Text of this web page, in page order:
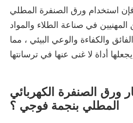
استخدام ورق الصنفرة المطلي
المهنيين في صناعة الطلاء والمواد
والكفاءة والوعي البيئي ، مما
ورق الصنفرة الكهربائي
المطلي بنجمة فوجي ؟